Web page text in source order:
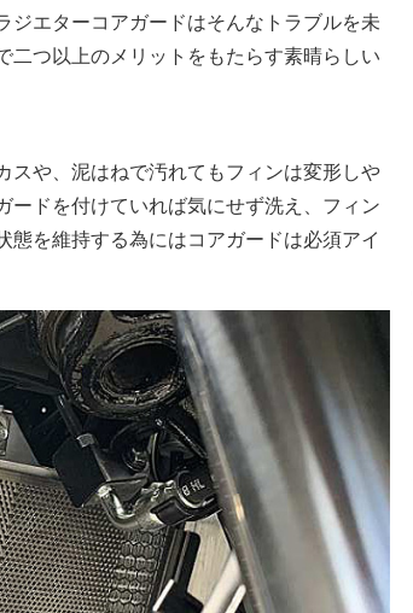
ジエターコアガードはそんなトラブルを未
二つ以上のメリットをもたらす素晴らしい
スや、泥はねで汚れてもフィンは変形しや
ードを付けていれば気にせず洗え、フィン
を維持する為にはコアガードは必須アイ